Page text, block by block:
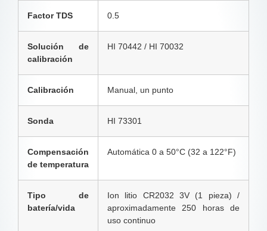
Factor TDS 0.5
Solución de
calibración
HI 70442 / HI 70032
Calibración Manual, un punto
Sonda HI 73301
Compensación
de temperatura
Automática 0 a 50°C (32 a 122°F)
Tipo de
batería/vida
Ion litio CR2032 3V (1 pieza) /
aproximadamente 250 horas de
uso continuo